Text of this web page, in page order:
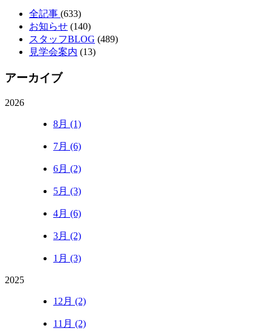
全記事 (633)
お知らせ (140)
スタッフBLOG (489)
見学会案内 (13)
アーカイブ
2026
8月 (1)
7月 (6)
6月 (2)
5月 (3)
4月 (6)
3月 (2)
1月 (3)
2025
12月 (2)
11月 (2)